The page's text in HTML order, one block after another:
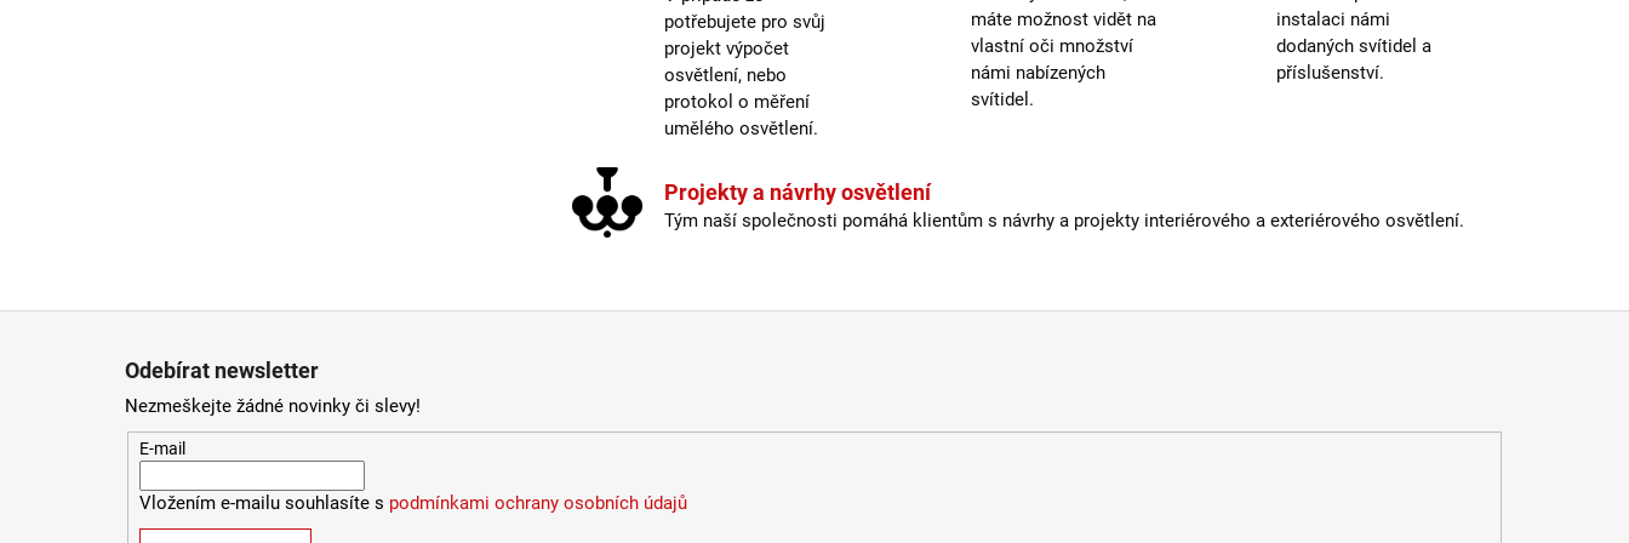
Délka kabelu
250cm a
delší
IP43 a
méně
Výška:
do 1m
potřebujete pro svůj
projekt výpočet
osvětlení, nebo
protokol o měření
umělého osvětlení.
máte možnost vidět na
vlastní oči množství
námi nabízených
svítidel.
instalaci námi
dodaných svítidel a
příslušenství.
Projekty a návrhy osvětlení
Tým naší společnosti pomáhá klientům s návrhy a projekty interiérového a exteriérového osvětlení.
Odebírat newsletter
Nezmeškejte žádné novinky či slevy!
E-mail
Vložením e-mailu souhlasíte s podmínkami ochrany osobních údajů